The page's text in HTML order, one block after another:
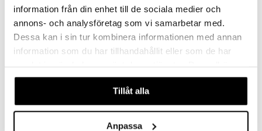
information från din enhet till de sociala medier och
annons- och analysföretag som vi samarbetar med.
Dessa kan i sin tur kombinera informationen med annan
information som du har tillhandahållit eller som de har
våra cookies vid fortsatt användande av vår webbplats.
Tillåt alla
Anpassa
Rawpowder Panax Ginseng Extrakt 500mg Rawpowder Saffran + Extrakt
RAWPOWDER